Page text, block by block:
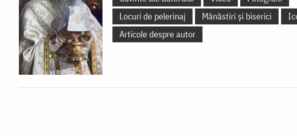
Locuri de pelerinaj
Mănăstiri și biserici
Articole despre autor